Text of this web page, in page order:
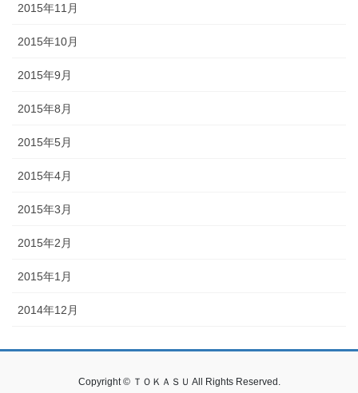
2015年11月
2015年10月
2015年9月
2015年8月
2015年5月
2015年4月
2015年3月
2015年2月
2015年1月
2014年12月
Copyright © ＴＯＫＡＳＵ All Rights Reserved.